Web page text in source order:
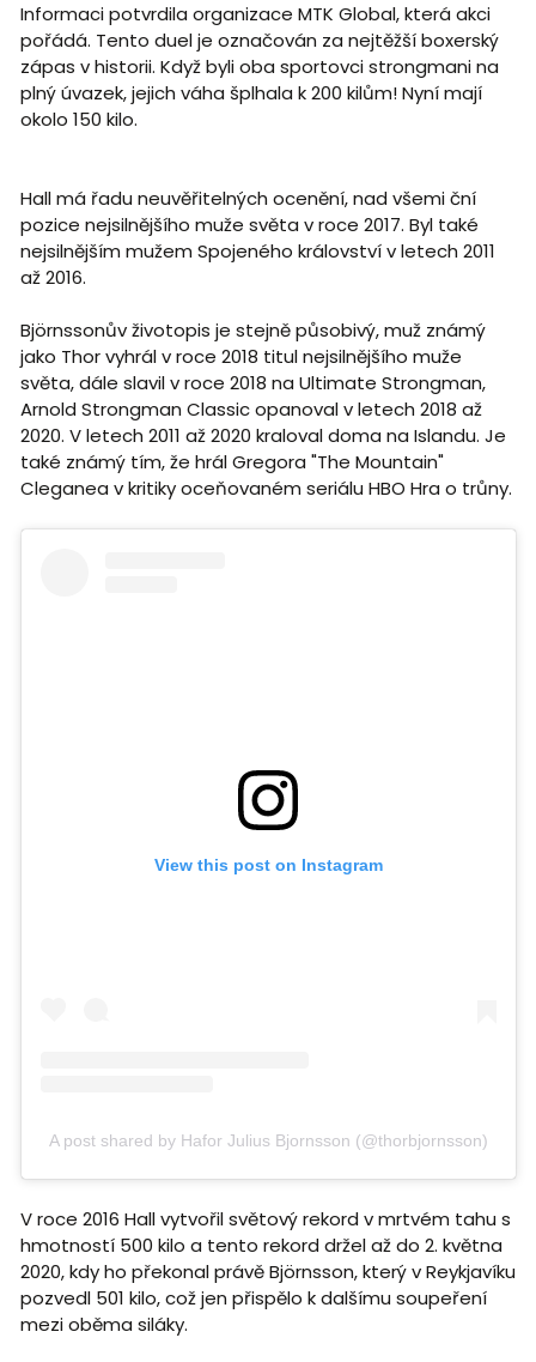
Informaci potvrdila organizace MTK Global, která akci
pořádá. Tento duel je označován za nejtěžší boxerský
zápas v historii. Když byli oba sportovci strongmani na
plný úvazek, jejich váha šplhala k 200 kilům! Nyní mají
okolo 150 kilo.
Hall má řadu neuvěřitelných ocenění, nad všemi ční
pozice nejsilnějšího muže světa v roce 2017. Byl také
nejsilnějším mužem Spojeného království v letech 2011
až 2016.
Björnssonův životopis je stejně působivý, muž známý
jako Thor vyhrál v roce 2018 titul nejsilnějšího muže
světa, dále slavil v roce 2018 na Ultimate Strongman,
Arnold Strongman Classic opanoval v letech 2018 až
2020. V letech 2011 až 2020 kraloval doma na Islandu. Je
také známý tím, že hrál Gregora "The Mountain"
Cleganea v kritiky oceňovaném seriálu HBO Hra o trůny.
View this post on Instagram
A post shared by Hafor Julius Bjornsson (@thorbjornsson)
V roce 2016 Hall vytvořil světový rekord v mrtvém tahu s
hmotností 500 kilo a tento rekord držel až do 2. května
2020, kdy ho překonal právě Björnsson, který v Reykjavíku
pozvedl 501 kilo, což jen přispělo k dalšímu soupeření
mezi oběma siláky.